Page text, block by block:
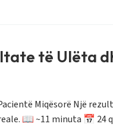
të Ulëta
Miqësorë Një
📖 ~11 minuta 📅